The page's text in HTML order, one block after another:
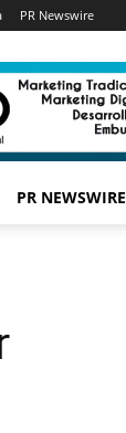
PR Newswire
PR NEWSWIRE